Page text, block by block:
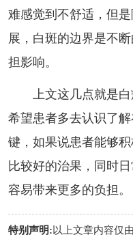
难感觉到不舒适，但
展，白斑的边界是不
担影响。
上文这几点就是白
希望患者多去认识了
键，如果说患者能够
比较好的治果，同时
容易带来更多的负担。
特别声明:以上文章内容仅由